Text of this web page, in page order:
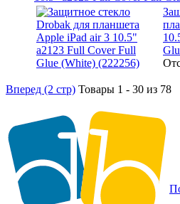
Вперед (2 стр) Товары 1 - 30 из 78